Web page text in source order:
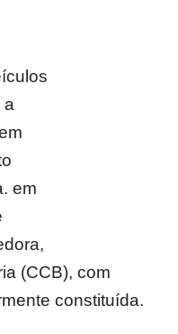
a
em
(CCB), com
constituída.